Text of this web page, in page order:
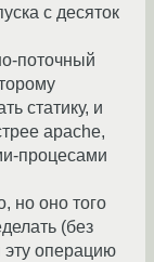
с десяток
поточный
статику, и
apache,
процесами
но оно того
(без
эту операцию